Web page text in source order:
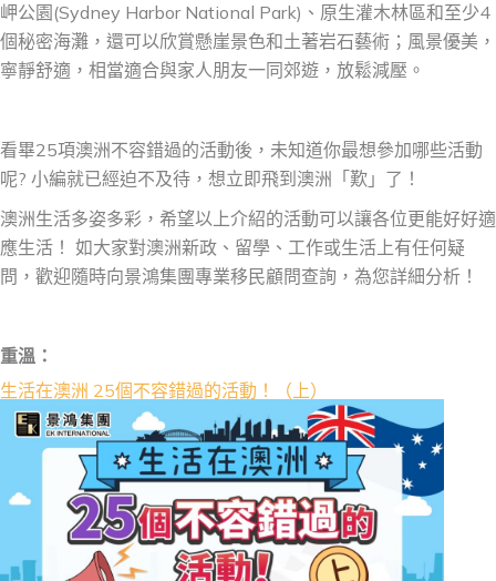
岬公園(Sydney Harbor National Park)、原生灌木林區和至少4
個秘密海灘，還可以欣賞懸崖景色和土著岩石藝術；風景優美，
寧靜舒適，相當適合與家人朋友一同郊遊，放鬆減壓。
看畢25項澳洲不容錯過的活動後，未知道你最想參加哪些活動
呢? 小編就已經迫不及待，想立即飛到澳洲「歎」了！
澳洲生活多姿多彩，希望以上介紹的活動可以讓各位更能好好適
應生活！ 如大家對澳洲新政、留學、工作或生活上有任何疑
問，歡迎隨時向景鴻集團專業移民顧問查詢，為您詳細分析！
重溫：
生活在澳洲 25個不容錯過的活動！（上）